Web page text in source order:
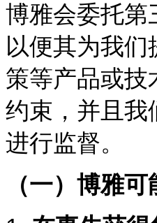
博雅会委托第
以便其为我
策等产品或技
约束，并且我
进行监督。
（一）博雅